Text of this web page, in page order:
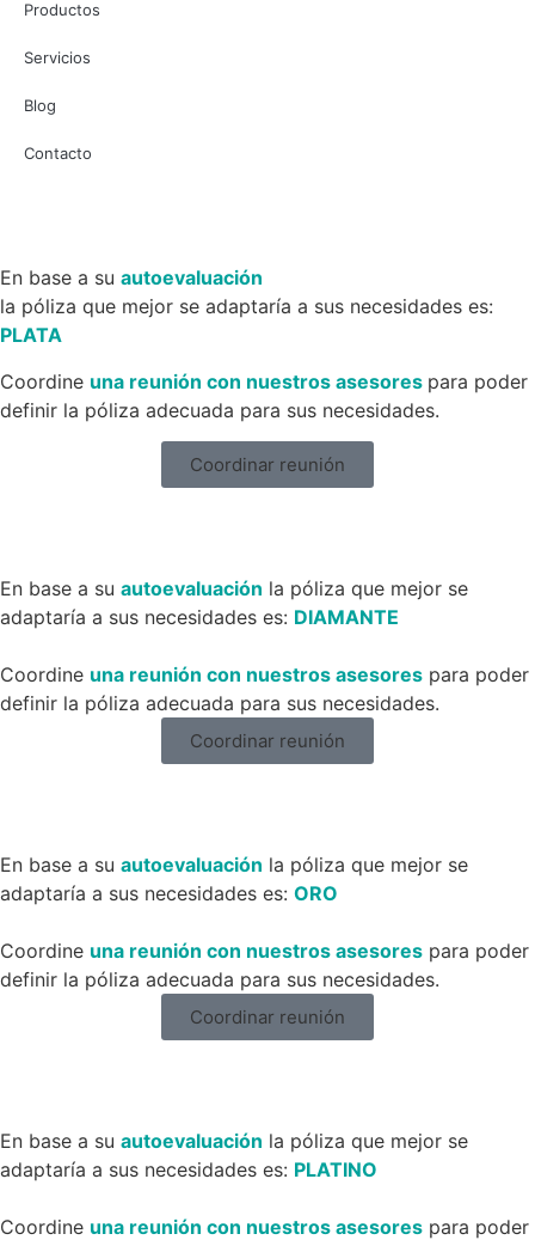
Productos
Servicios
Blog
Contacto
En base a su autoevaluación
la póliza que mejor se adaptaría a sus necesidades es:
PLATA
Coordine una reunión con nuestros asesores para poder
definir la póliza adecuada para sus necesidades.
Coordinar reunión
En base a su autoevaluación la póliza que mejor se
adaptaría a sus necesidades es: DIAMANTE
Coordine una reunión con nuestros asesores para poder
definir la póliza adecuada para sus necesidades.
Coordinar reunión
En base a su autoevaluación la póliza que mejor se
adaptaría a sus necesidades es: ORO
Coordine una reunión con nuestros asesores para poder
definir la póliza adecuada para sus necesidades.
Coordinar reunión
En base a su autoevaluación la póliza que mejor se
adaptaría a sus necesidades es: PLATINO
Coordine una reunión con nuestros asesores para poder